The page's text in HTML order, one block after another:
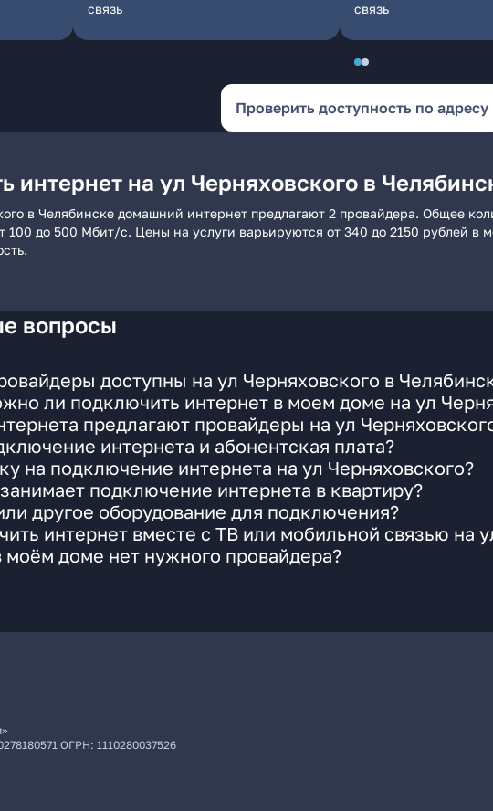
связь
связь
Проверить доступность по адресу
интернет на ул Черняховского в
в Челябинске домашний интернет предлагают 2 провайдера. Общее
100 до 500 Мбит/с. Цены на услуги варьируются от 340 до 2150 рублей в
вопросы
доступны на ул Черняховского в
ли подключить интернет в моем доме на ул
предлагают провайдеры на ул
интернета и абонентская плата?
на подключение интернета на ул Черняховского?
подключение интернета в квартиру?
другое оборудование для подключения?
интернет вместе с ТВ или мобильной связью на
моём доме нет нужного провайдера?
ОГРН: 1110280037526